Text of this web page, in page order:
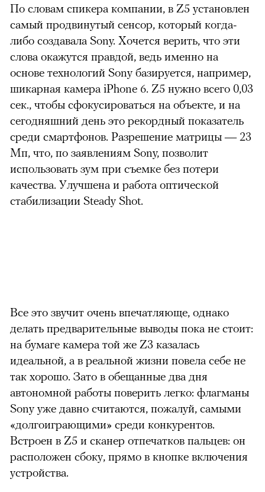
По словам спикера компании, в Z5 установлен
самый продвинутый сенсор, который когда-
либо создавала Sony. Хочется верить, что эти
слова окажутся правдой, ведь именно на
основе технологий Sony базируется, например,
шикарная камера iPhone 6. Z5 нужно всего 0,03
сек., чтобы сфокусироваться на объекте, и на
сегодняшний день это рекордный показатель
среди смартфонов. Разрешение матрицы — 23
Мп, что, по заявлениям Sony, позволит
использовать зум при съемке без потери
качества. Улучшена и работа оптической
стабилизации Steady Shot.
Все это звучит очень впечатляюще, однако
делать предварительные выводы пока не стоит:
на бумаге камера той же Z3 казалась
идеальной, а в реальной жизни повела себе не
так хорошо. Зато в обещанные два дня
автономной работы поверить легко: флагманы
Sony уже давно считаются, пожалуй, самыми
«долгоиграющими» среди конкурентов.
Встроен в Z5 и сканер отпечатков пальцев: он
расположен сбоку, прямо в кнопке включения
устройства.